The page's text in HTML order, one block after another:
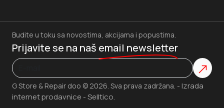
G Store & Repair doo © 2026. Sva prava zadržana. - Izrada
internet prodavnice - Selltico.
Budite u toku sa novostima, akcijama i popustima.
Prijavite se na naš email newsletter